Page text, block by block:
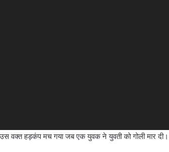
उस वक्त हड़कंप मच गया जब एक युवक ने युवती को गोली मार दी।